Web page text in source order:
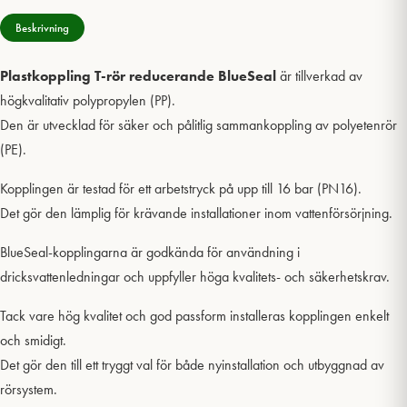
Beskrivning
Plastkoppling T-rör reducerande BlueSealär tillverkad av
högkvalitativ polypropylen (PP).
Den är utvecklad för säker och pålitlig sammankoppling av polyetenrör
(PE).
Kopplingen är testad för ett arbetstryck på upp till 16 bar (PN16).
Det gör den lämplig för krävande installationer inom vattenförsörjning.
BlueSeal-kopplingarna är godkända för användning i
dricksvattenledningar och uppfyller höga kvalitets- och säkerhetskrav.
Tack vare hög kvalitet och god passform installeras kopplingen enkelt
och smidigt.
Det gör den till ett tryggt val för både nyinstallation och utbyggnad av
rörsystem.